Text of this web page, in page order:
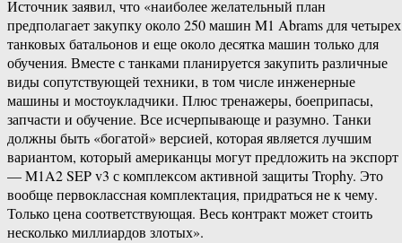
Источник заявил, что «наиболее желательный план
предполагает закупку около 250 машин M1 Abrams для четырех
танковых батальонов и еще около десятка машин только для
обучения. Вместе с танками планируется закупить различные
виды сопутствующей техники, в том числе инженерные
машины и мостоукладчики. Плюс тренажеры, боеприпасы,
запчасти и обучение. Все исчерпывающе и разумно. Танки
должны быть «богатой» версией, которая является лучшим
вариантом, который американцы могут предложить на экспорт
— M1A2 SEP v3 с комплексом активной защиты Trophy. Это
вообще первоклассная комплектация, придраться не к чему.
Только цена соответствующая. Весь контракт может стоить
несколько миллиардов злотых».